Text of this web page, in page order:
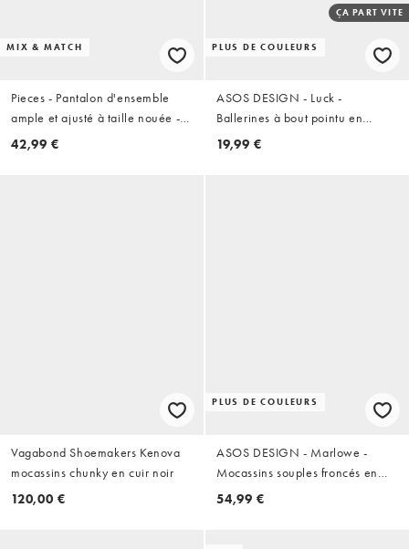
MIX & MATCH
Pieces - Pantalon d'ensemble
ample et ajusté à taille nouée -
Noir
42,99 €
PLUS DE COULEURS
ÇA PART VITE
ASOS DESIGN - Luck -
Ballerines à bout pointu en
suédine - Noir
19,99 €
Vagabond Shoemakers Kenova
mocassins chunky en cuir noir
120,00 €
PLUS DE COULEURS
ASOS DESIGN - Marlowe -
Mocassins souples froncés en
daim - Noir
54,99 €